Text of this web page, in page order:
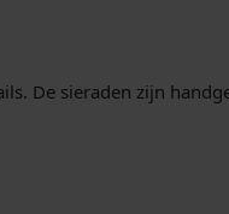
De sieraden zijn